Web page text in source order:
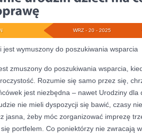
WRZ - 20 - 2025
jest wymuszony do poszukiwania wsparcia
zmuszony do poszukiwania wsparcia,
Rozumie się samo przez się,
jest niezbędna – nawet Urodziny dla
nie mieli dyspozycji się bawić, czasy
jasna, żeby móc zorganizować imprezę
portfelem. Co poniektórzy nie zwracają